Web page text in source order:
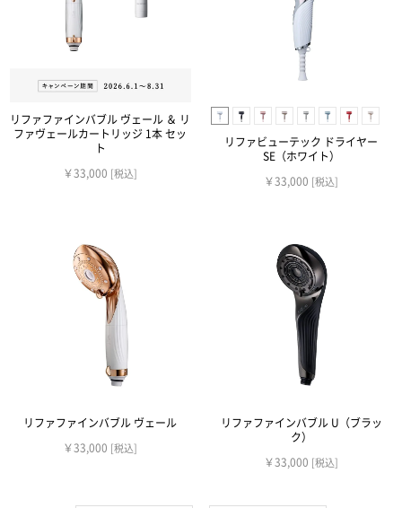
リファファインバブル ヴェール ＆ リ
ファヴェールカートリッジ 1本 セッ
ト
￥33,000 [税込]
リファビューテック ドライヤー
SE（ホワイト）
￥33,000 [税込]
リファファインバブル ヴェール
￥33,000 [税込]
リファファインバブル U（ブラッ
ク）
￥33,000 [税込]